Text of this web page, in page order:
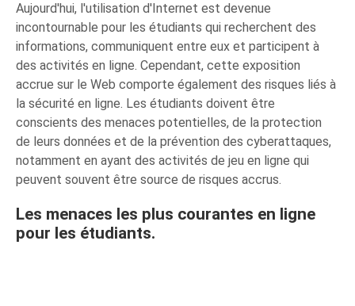
Aujourd'hui, l'utilisation d'Internet est devenue
incontournable pour les étudiants qui recherchent des
informations, communiquent entre eux et participent à
des activités en ligne. Cependant, cette exposition
accrue sur le Web comporte également des risques liés à
la sécurité en ligne. Les étudiants doivent être
conscients des menaces potentielles, de la protection
de leurs données et de la prévention des cyberattaques,
notamment en ayant des activités de jeu en ligne qui
peuvent souvent être source de risques accrus.
Les menaces les plus courantes en ligne
pour les étudiants.